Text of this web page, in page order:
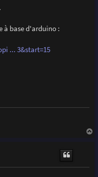
//ISR flash
//Enable Timer2
à base d'arduino :
... 3&start=15